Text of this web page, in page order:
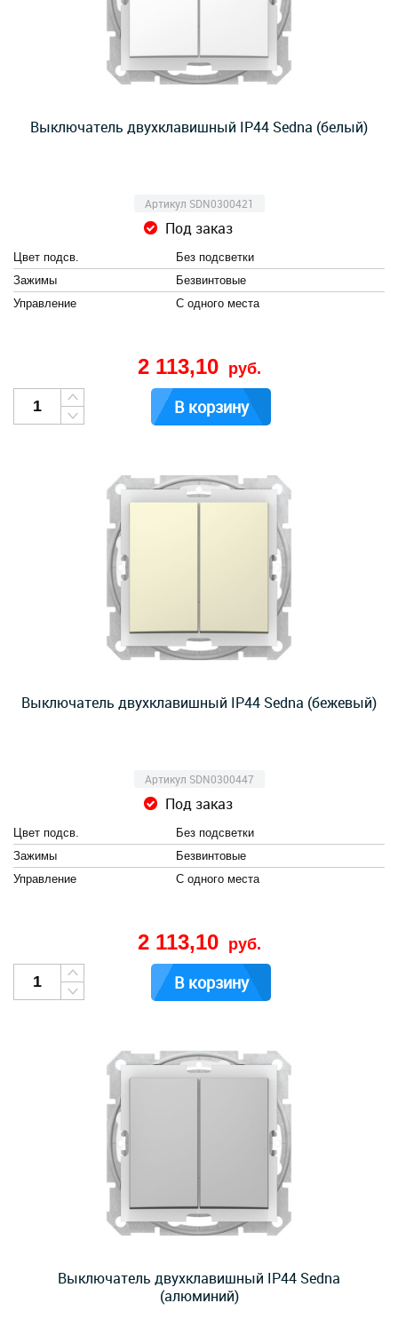
Выключатель двухклавишный IP44 Sedna (белый)
Артикул SDN0300421
Под заказ
Цвет подсв.
Без подсветки
Зажимы
Безвинтовые
Управление
С одного места
2 113,10 руб.
В корзину
Выключатель двухклавишный IP44 Sedna (бежевый)
Артикул SDN0300447
Под заказ
Цвет подсв.
Без подсветки
Зажимы
Безвинтовые
Управление
С одного места
2 113,10 руб.
В корзину
Выключатель двухклавишный IP44 Sedna
(алюминий)